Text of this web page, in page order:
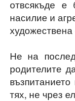
отвсякъде е
насилие и
Не на
родителите
тях, не чрез